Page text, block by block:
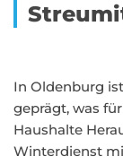
In Oldenburg
geprägt, was
Haushalte
Winterdienst